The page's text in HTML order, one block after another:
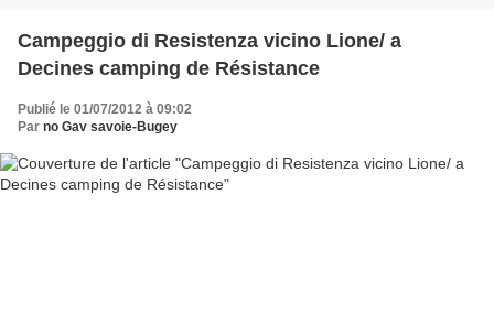
Campeggio di Resistenza vicino Lione/ a
Decines camping de Résistance
Publié le 01/07/2012 à 09:02
Par no Gav savoie-Bugey